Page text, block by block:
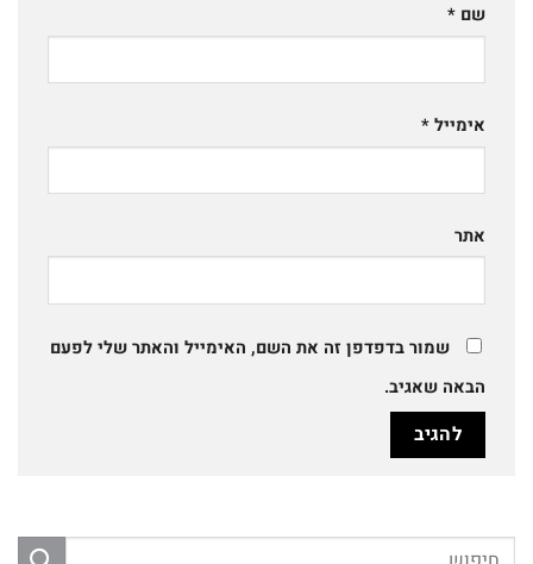
שם *
אימייל*
אתר
שמור בדפדפן זה את השם, האימייל והאתר שלי לפעם
הבאה שאגיב.